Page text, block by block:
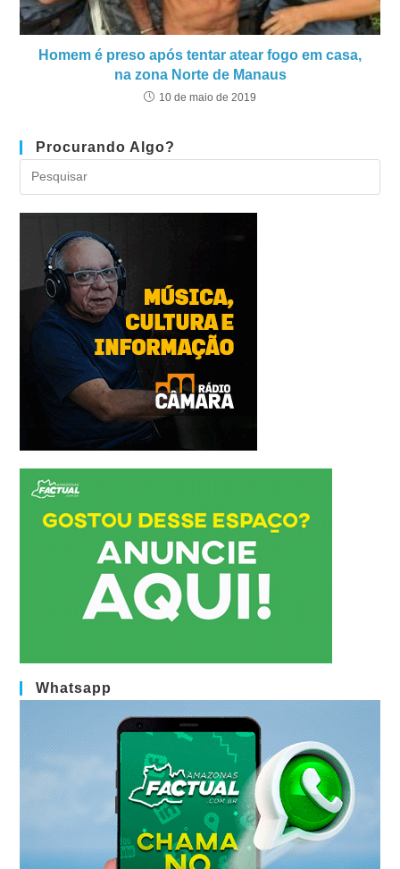
Homem é preso após tentar atear fogo em casa,
na zona Norte de Manaus
10 de maio de 2019
Procurando Algo?
Whatsapp